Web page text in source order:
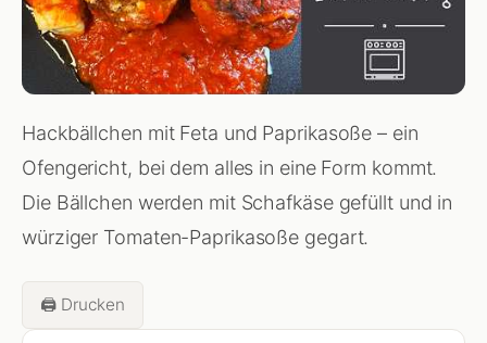
Hackbällchen mit Feta und Paprikasoße – ein
Ofengericht, bei dem alles in eine Form kommt.
Die Bällchen werden mit Schafkäse gefüllt und in
würziger Tomaten-Paprikasoße gegart.
🖨️ Drucken